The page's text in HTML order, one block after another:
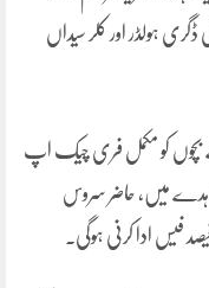
ہولڈر اور کلر سیداں
بچوں کو مکمل فری چیک اپ
میں، حاضر سروس